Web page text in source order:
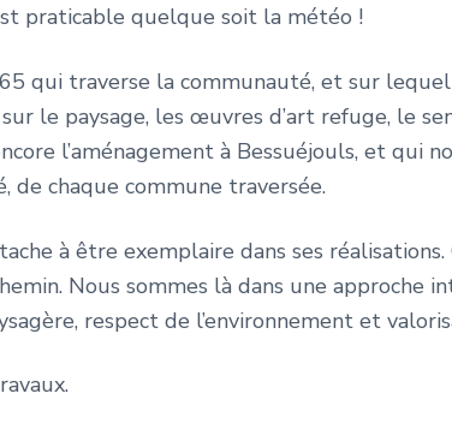
praticable quelque soit la météo !
qui traverse la communauté, et sur
le paysage, les œuvres d’art refuge, le
l’aménagement à Bessuéjouls, et qui
de chaque commune traversée.
à être exemplaire dans ses
Nous sommes là dans une approche
respect de l’environnement et